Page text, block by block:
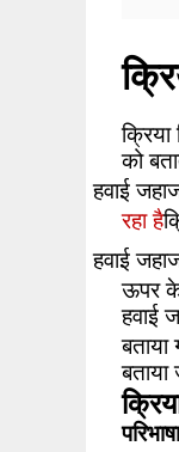
को
हवाई
रहा है
हवाई
ऊपर के
हवाई
बताया
बताया